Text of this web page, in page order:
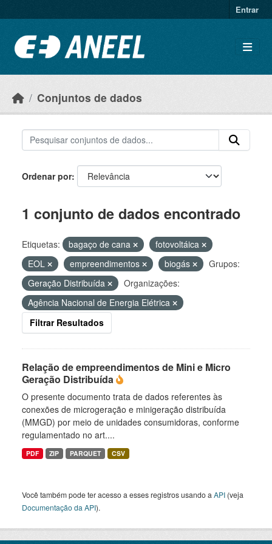
Entrar
Conjuntos de dados
Ordenar por
1 conjunto de dados encontrado
Etiquetas: bagaço de cana
fotovoltáica
EOL
empreendimentos biogás
Grupos:
Geração Distribuída
Organizações:
Agência Nacional de Energia Elétrica
Filtrar Resultados
Relação de empreendimentos de Mini e Micro
Geração Distribuída
O presente documento trata de dados referentes às
conexões de microgeração e minigeração distribuída
(MMGD) por meio de unidades consumidoras, conforme
regulamentado no art....
PDF ZIP PARQUET CSV
Você também pode ter acesso a esses registros usando a API (veja
Documentação da API).